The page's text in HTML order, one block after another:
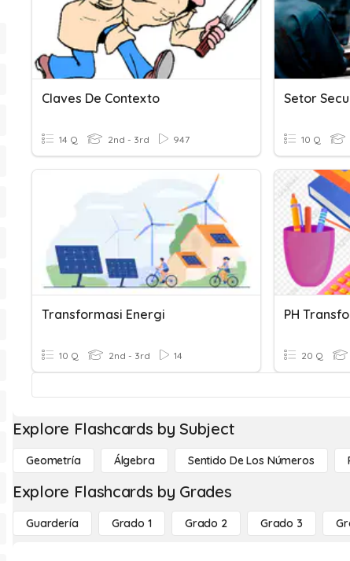
Claves De Contexto
14 Q 2nd - 3rd 947 10 Q
Transformasi Energi
10 Q 2nd - 3rd 14
PH
20 Q
Explore Flashcards by Subject
Geometría Álgebra Sentido De Los Números
Explore Flashcards by Grades
Guardería Grado 1 Grado 2 Grado 3